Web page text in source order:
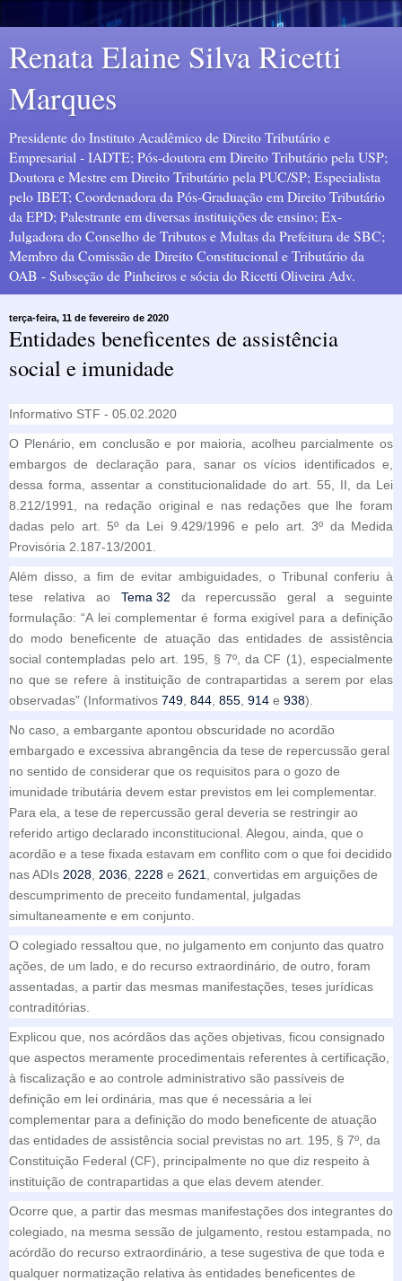
Renata Elaine Silva Ricetti
Marques
Presidente do Instituto Acadêmico de Direito Tributário e
Empresarial - IADTE; Pós-doutora em Direito Tributário pela USP;
Doutora e Mestre em Direito Tributário pela PUC/SP; Especialista
pelo IBET; Coordenadora da Pós-Graduação em Direito Tributário
da EPD; Palestrante em diversas instituições de ensino; Ex-
Julgadora do Conselho de Tributos e Multas da Prefeitura de SBC;
Membro da Comissão de Direito Constitucional e Tributário da
OAB - Subseção de Pinheiros e sócia do Ricetti Oliveira Adv.
terça-feira, 11 de fevereiro de 2020
Entidades beneficentes de assistência
social e imunidade
Informativo STF - 05.02.2020
O Plenário, em conclusão e por maioria, acolheu parcialmente os
embargos de declaração para, sanar os vícios identificados e,
dessa forma, assentar a constitucionalidade do art. 55, II, da Lei
8.212/1991, na redação original e nas redações que lhe foram
dadas pelo art. 5º da Lei 9.429/1996 e pelo art. 3º da Medida
Provisória 2.187-13/2001.
Além disso, a fim de evitar ambiguidades, o Tribunal conferiu à
tese relativa ao Tema 32 da repercussão geral a seguinte
formulação: “A lei complementar é forma exigível para a definição
do modo beneficente de atuação das entidades de assistência
social contempladas pelo art. 195, § 7º, da CF (1), especialmente
no que se refere à instituição de contrapartidas a serem por elas
observadas” (Informativos 749 844 855 914 e 938).
No caso, a embargante apontou obscuridade no acordão
embargado e excessiva abrangência da tese de repercussão geral
no sentido de considerar que os requisitos para o gozo de
imunidade tributária devem estar previstos em lei complementar.
Para ela, a tese de repercussão geral deveria se restringir ao
referido artigo declarado inconstitucional. Alegou, ainda, que o
acordão e a tese fixada estavam em conflito com o que foi decidido
nas ADIs 2028 2036 2228 e 2621
, convertidas em arguições de
descumprimento de preceito fundamental, julgadas
simultaneamente e em conjunto.
O colegiado ressaltou que, no julgamento em conjunto das quatro
ações, de um lado, e do recurso extraordinário, de outro, foram
assentadas, a partir das mesmas manifestações, teses jurídicas
contraditórias.
Explicou que, nos acórdãos das ações objetivas, ficou consignado
que aspectos meramente procedimentais referentes à certificação,
à fiscalização e ao controle administrativo são passíveis de
definição em lei ordinária, mas que é necessária a lei
complementar para a definição do modo beneficente de atuação
das entidades de assistência social previstas no art. 195, § 7º, da
Constituição Federal (CF), principalmente no que diz respeito à
instituição de contrapartidas a que elas devem atender.
Ocorre que, a partir das mesmas manifestações dos integrantes do
colegiado, na mesma sessão de julgamento, restou estampada, no
acórdão do recurso extraordinário, a tese sugestiva de que toda e
qualquer normatização relativa às entidades beneficentes de